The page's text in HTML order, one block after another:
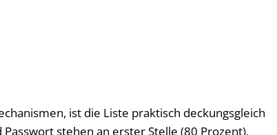
ist die Liste praktisch deckungsgleich
stehen an erster Stelle (80 Prozent),